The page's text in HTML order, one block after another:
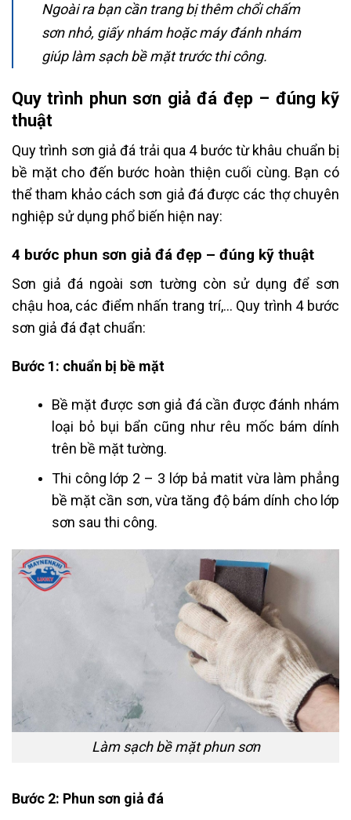
Ngoài ra bạn cần trang bị thêm chổi chấm
sơn nhỏ, giấy nhám hoặc máy đánh nhám
giúp làm sạch bề mặt trước thi công.
Quy trình phun sơn giả đá đẹp – đúng kỹ
thuật
Quy trình sơn giả đá trải qua 4 bước từ khâu chuẩn bị
bề mặt cho đến bước hoàn thiện cuối cùng. Bạn có
thể tham khảo cách sơn giả đá được các thợ chuyên
nghiệp sử dụng phổ biến hiện nay:
4 bước phun sơn giả đá đẹp – đúng kỹ thuật
Sơn giả đá ngoài sơn tường còn sử dụng để sơn
chậu hoa, các điểm nhấn trang trí,… Quy trình 4 bước
sơn giả đá đạt chuẩn:
Bước 1: chuẩn bị bề mặt
Bề mặt được sơn giả đá cần được đánh nhám
loại bỏ bụi bẩn cũng như rêu mốc bám dính
trên bề mặt tường.
Thi công lớp 2 – 3 lớp bả matit vừa làm phẳng
bề mặt cần sơn, vừa tăng độ bám dính cho lớp
sơn sau thi công.
Làm sạch bề mặt phun sơn
Bước 2: Phun sơn giả đá